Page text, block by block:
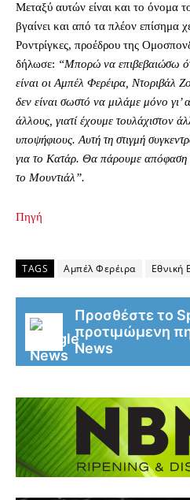
Μεταξύ αυτών είναι και το όνομα
βγαίνει και από τα πλέον επίσημα
Ροντρίγκες, προέδρου της
δήλωσε: “Μπορώ να επιβεβαιώσω
είναι οι Αμπέλ Φερέιρα, Ντοριβάλ
δεν είναι σωστό να μιλάμε μόνο γι’
άλλους, γιατί έχουμε τουλάχιστον
υποψήφιους. Αυτή τη στιγμή
για το Κατάρ. Θα πάρουμε απόφαση
το Μουντιάλ”.
Πηγή
TAGS Αμπέλ Φερέιρα Εθνική
Προσθέστε το
προτιμώμενη
News